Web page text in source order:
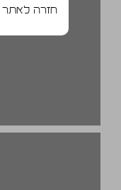
חזרה לאתר